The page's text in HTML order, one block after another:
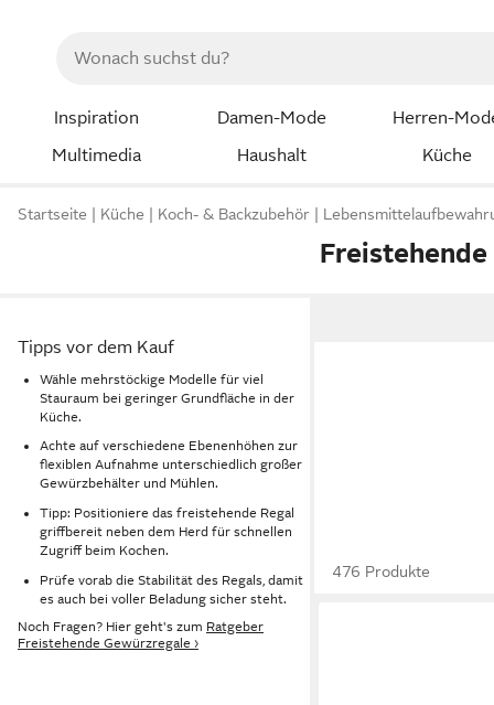
Inspiration Damen-Mode Herren-
Multimedia
Haushalt Küche
Startseite Küche Koch- & Backzubehör
Tipps vor dem Kauf
Wähle mehrstöckige Modelle für viel
Stauraum bei geringer Grundfläche in der
Küche.
Achte auf verschiedene Ebenenhöhen zur
flexiblen Aufnahme unterschiedlich großer
Gewürzbehälter und Mühlen.
Tipp: Positioniere das freistehende Regal
griffbereit neben dem Herd für schnellen
Zugriff beim Kochen.
Prüfe vorab die Stabilität des Regals, damit
es auch bei voller Beladung sicher steht.
Noch Fragen? Hier geht's zum Ratgeber
Freistehende Gewürzregale ›
476 Produkte